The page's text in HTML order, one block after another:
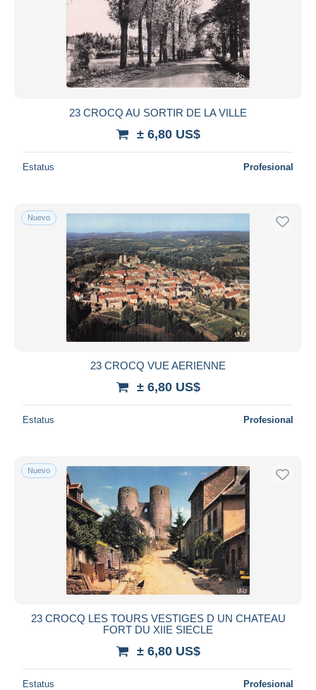
23 CROCQ AU SORTIR DE LA VILLE
± 6,80 US$
Estatus Profesional
Nuevo
23 CROCQ VUE AERIENNE
± 6,80 US$
Estatus Profesional
Nuevo
23 CROCQ LES TOURS VESTIGES D UN CHATEAU
FORT DU XIIE SIECLE
± 6,80 US$
Estatus Profesional